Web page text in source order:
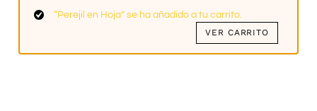
“Perejil en Hoja” se ha añadido a tu carrito.
VER CARRITO